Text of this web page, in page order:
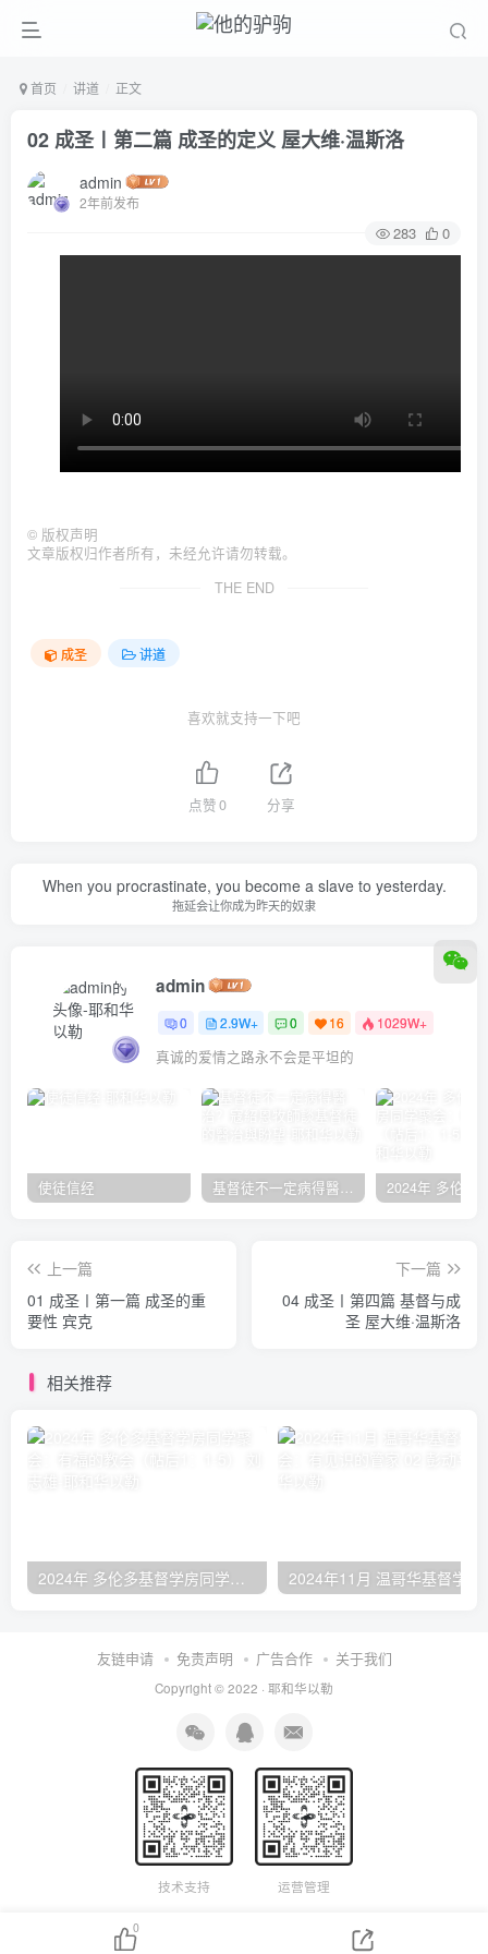
首页 讲道 正文
02 成圣〡第二篇 成圣的定义 屋大维·温斯洛
admin
2年前发布
283 0
© 版权声明
文章版权归作者所有，未经允许请勿转载。
THE END
成圣 讲道
喜欢就支持一下吧
点赞0 分享
When you procrastinate, you become a slave to yesterday.
拖延会让你成为昨天的奴隶
admin
0 2.9W+ 0 16 1029W+
真诚的爱情之路永不会是平坦的
使徒信经 基督徒不一定病得醫治？寇紹恩牧師談基督徒的醫治與盼望
上一篇
01 成圣〡第一篇 成圣的重
要性 宾克
下一篇
04 成圣〡第四篇 基督与成
圣 屋大维·温斯洛
相关推荐
2024年 多伦多基督学房同学聚会：有福的教会（帖后1：1-5） 刘志雄
友链申请 免责声明 广告合作 关于我们
Copyright © 2022 · 耶和华以勒
技术支持 运营管理
0